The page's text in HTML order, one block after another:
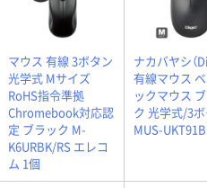
マウス 有線 3ボタン
光学式 Mサイズ
RoHS指令準拠
Chromebook対応認
定 ブラック M-
K6URBK/RS エレコ
ム 1個
ナカバヤシ（
有線マウス
ックマウス
ク 光学式/3
MUS-